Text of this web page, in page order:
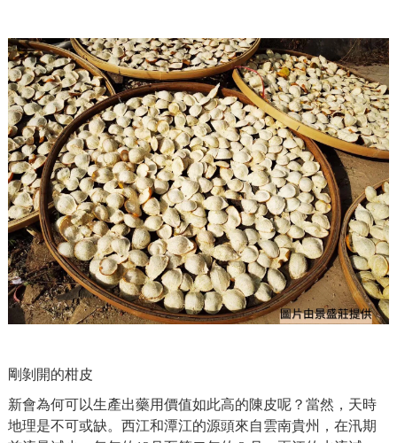
剛剝開的柑皮
新會為何可以生產出藥用價值如此高的陳皮呢？當然，天時
地理是不可或缺。西江和潭江的源頭來自雲南貴州，在汛期